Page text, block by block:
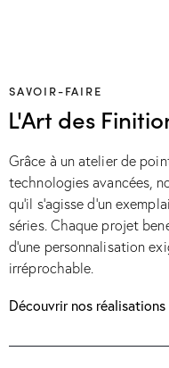
SAVOIR-FAIRE
L'Art des
Grâce à un atelier de
technologies avancées,
qu’il s’agisse d’un
séries. Chaque projet
d’une personnalisation
irréprochable.
Découvrir nos réalisations